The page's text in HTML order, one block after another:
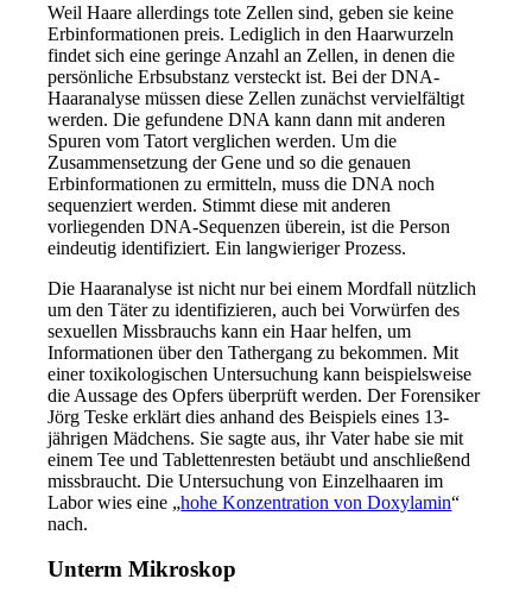
Weil Haare allerdings tote Zellen sind, geben sie keine
Erbinformationen preis. Lediglich in den Haarwurzeln
findet sich eine geringe Anzahl an Zellen, in denen die
persönliche Erbsubstanz versteckt ist. Bei der DNA-
Haaranalyse müssen diese Zellen zunächst vervielfältigt
werden. Die gefundene DNA kann dann mit anderen
Spuren vom Tatort verglichen werden. Um die
Zusammensetzung der Gene und so die genauen
Erbinformationen zu ermitteln, muss die DNA noch
sequenziert werden. Stimmt diese mit anderen
vorliegenden DNA-Sequenzen überein, ist die Person
eindeutig identifiziert. Ein langwieriger Prozess.
Die Haaranalyse ist nicht nur bei einem Mordfall nützlich
um den Täter zu identifizieren, auch bei Vorwürfen des
sexuellen Missbrauchs kann ein Haar helfen, um
Informationen über den Tathergang zu bekommen. Mit
einer toxikologischen Untersuchung kann beispielsweise
die Aussage des Opfers überprüft werden. Der Forensiker
Jörg Teske erklärt dies anhand des Beispiels eines 13-
jährigen Mädchens. Sie sagte aus, ihr Vater habe sie mit
einem Tee und Tablettenresten betäubt und anschließend
missbraucht. Die Untersuchung von Einzelhaaren im
Labor wies eine „hohe Konzentration von Doxylamin“
nach.
Unterm Mikroskop